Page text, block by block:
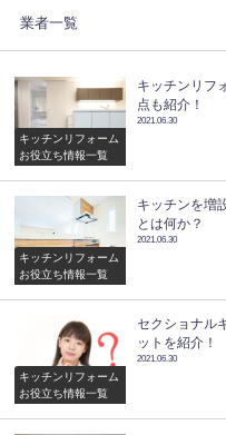
業者一覧
キッチンリフォーム
お役立ち情報一覧
キッチンリフ
点も紹介！
2021.06.30
キッチンリフォーム
お役立ち情報一覧
キッチンを増
とは何か？
2021.06.30
キッチンリフォーム
お役立ち情報一覧
セクショナル
ットを紹介！
2021.06.30